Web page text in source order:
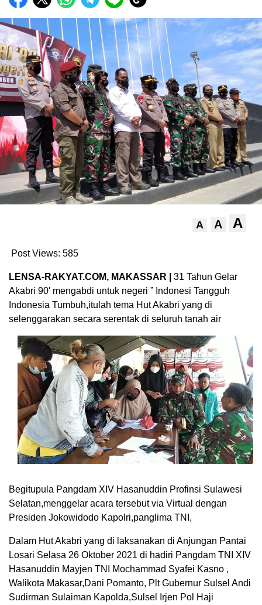
A A A
Post Views: 585
LENSA-RAKYAT.COM, MAKASSAR | 31 Tahun Gelar
Akabri 90′ mengabdi untuk negeri ” Indonesi Tangguh
Indonesia Tumbuh,itulah tema Hut Akabri yang di
selenggarakan secara serentak di seluruh tanah air
Begitupula Pangdam XIV Hasanuddin Profinsi Sulawesi
Selatan,menggelar acara tersebut via Virtual dengan
Presiden Jokowidodo Kapolri,panglima TNI,
Dalam Hut Akabri yang di laksanakan di Anjungan Pantai
Losari Selasa 26 Oktober 2021 di hadiri Pangdam TNI XIV
Hasanuddin Mayjen TNI Mochammad Syafei Kasno ,
Walikota Makasar,Dani Pomanto, Plt Gubernur Sulsel Andi
Sudirman Sulaiman Kapolda,Sulsel Irjen Pol Haji